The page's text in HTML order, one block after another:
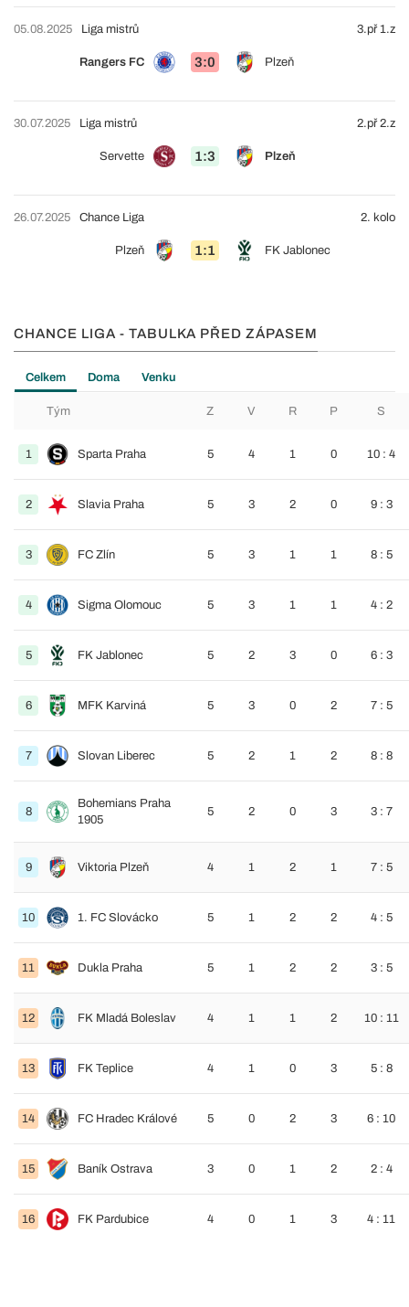
05.08.2025
Rangers FC 3:0 Plzeň
Liga mistrů 3.př 1.z
30.07.2025
Servette 1:3 Plzeň
Liga mistrů 2.př 2.z
26.07.2025
Plzeň 1:1 FK Jablonec
Chance Liga 2. kolo
CHANCE LIGA - TABULKA PŘED ZÁPASEM
Celkem Doma Venku
Tým Z V R P S
1 Sparta Praha 5 4 1 0 10 : 4
2 Slavia Praha 5 3 2 0 9 : 3
3 FC Zlín 5 3 1 1 8 : 5
4 Sigma Olomouc 5 3 1 1 4 : 2
5 FK Jablonec 5 2 3 0 6 : 3
6 MFK Karviná 5 3 0 2 7 : 5
7 Slovan Liberec 5 2 1 2 8 : 8
8
Bohemians Praha
1905
5 2 0 3 3 : 7
9 Viktoria Plzeň 4 1 2 1 7 : 5
10 1. FC Slovácko 5 1 2 2 4 : 5
11 Dukla Praha 5 1 2 2 3 : 5
12 FK Mladá Boleslav 4 1 1 2 10 : 11
13 FK Teplice 4 1 0 3 5 : 8
14 FC Hradec Králové 5 0 2 3 6 : 10
15 Baník Ostrava 3 0 1 2 2 : 4
16 FK Pardubice 4 0 1 3 4 : 11